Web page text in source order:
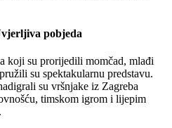
pobjeda
koji su prorijedili momčad, mlađi
su spektakularnu predstavu.
su vršnjake iz Zagreba
timskom igrom i lijepim